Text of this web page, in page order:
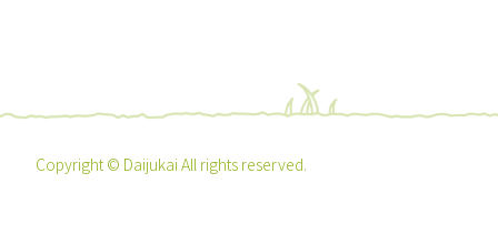
Copyright © Daijukai All rights reserved.